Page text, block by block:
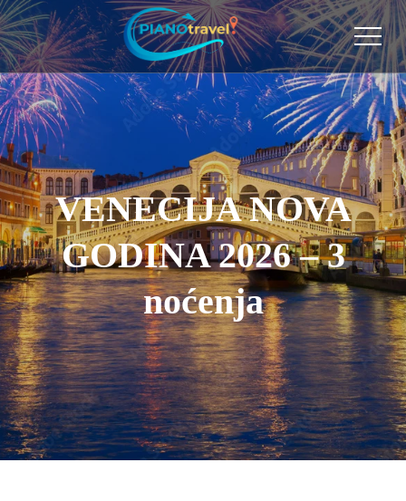
VENECIJA NOVA
GODINA 2026 – 3
noćenja